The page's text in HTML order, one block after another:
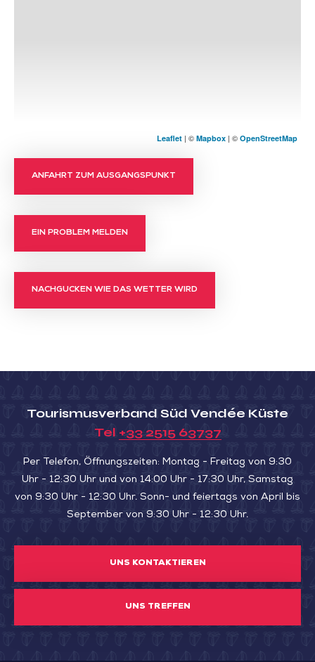
Leaflet | © Mapbox | © OpenStreetMap
ANFAHRT ZUM AUSGANGSPUNKT
EIN PROBLEM MELDEN
NACHGUCKEN WIE DAS WETTER WIRD
Tourismusverband Süd Vendée Küste
Tel +33 2515 63737
Per Telefon, Öffnungszeiten: Montag - Freitag von 9:30
Uhr - 12:30 Uhr und von 14:00 Uhr - 17:30 Uhr, Samstag
von 9:30 Uhr - 12:30 Uhr. Sonn- und feiertags von April bis
September von 9:30 Uhr - 12:30 Uhr.
UNS KONTAKTIEREN
UNS TREFFEN